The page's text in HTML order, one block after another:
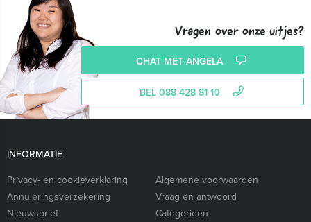
Vragen over onze uitjes?
CHAT MET ANGELA
BEL 088 428 81 10
INFORMATIE
Privacy- en cookieverklaring
Algemene voorwaarden
Annuleringsverzekering
Vraag en antwoord
Nieuwsbrief
Categorieën